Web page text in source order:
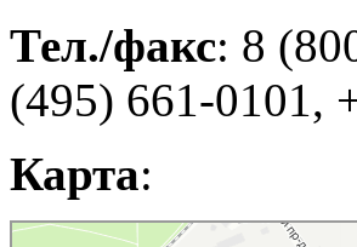
Тел./факс: 8
(495) 661-0101,
Карта: